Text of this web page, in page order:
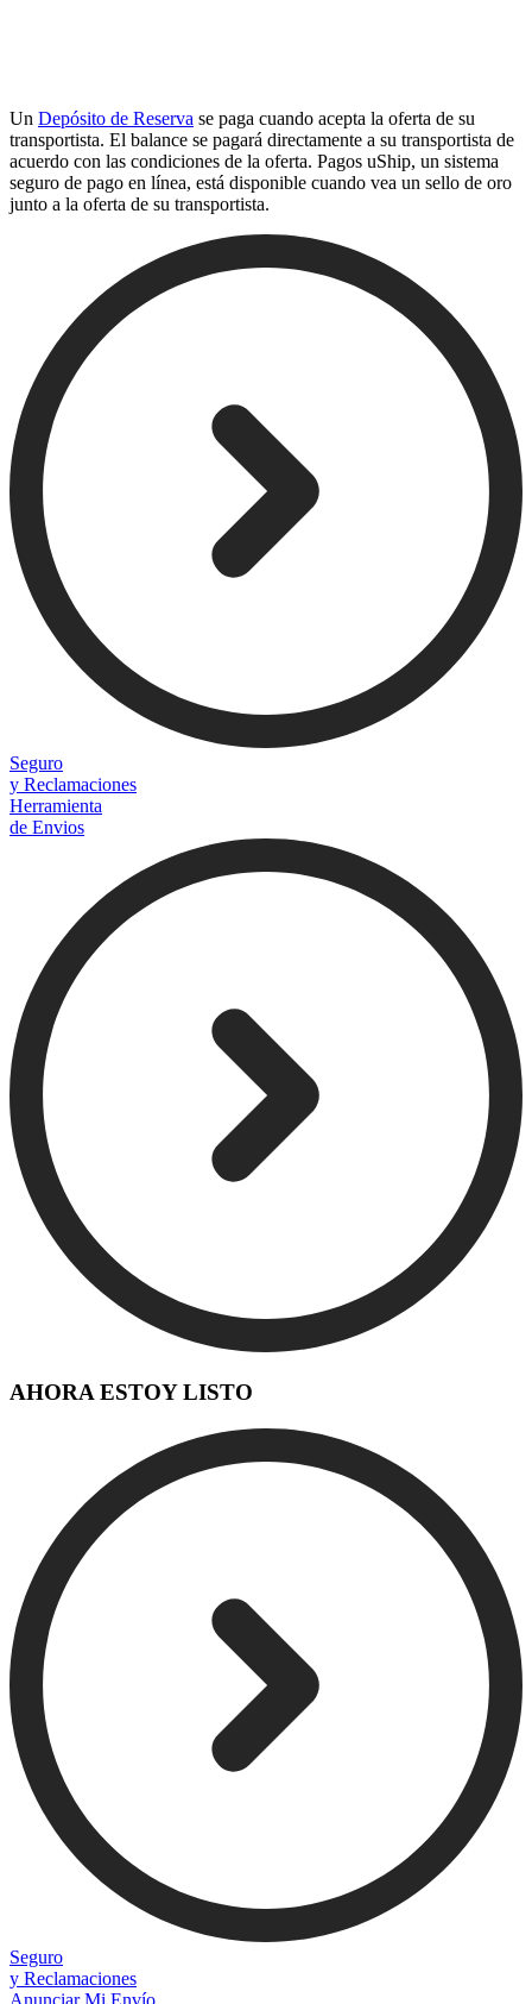
Un Depósito de Reserva se paga cuando acepta la oferta de su
transportista. El balance se pagará directamente a su transportista de
acuerdo con las condiciones de la oferta. Pagos uShip, un sistema
seguro de pago en línea, está disponible cuando vea un sello de oro
junto a la oferta de su transportista.
Seguro
y Reclamaciones
Herramienta
de Envios
AHORA ESTOY LISTO
Seguro
y Reclamaciones
Anunciar Mi Envío